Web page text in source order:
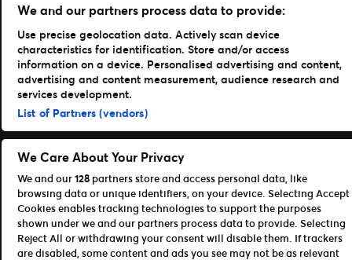
Bli affiliate / partner
Info om API og SDK for utviklere
Vilkår for brukPersonvern
Retningslinjer for informasjonskapsler
Administrer mine preferanser
Andy
White,
We and our partners process data to provide:
Use precise geolocation data. Actively scan device
characteristics for identification. Store and/or access
information on a device. Personalised advertising and content,
advertising and content measurement, audience research and
services development.
List of Partners (vendors)
We Care About Your Privacy
We and our128 partners store and access personal data, like
browsing data or unique identifiers, on your device. Selecting Accept
Cookies enables tracking technologies to support the purposes
shown under we and our partners process data to provide. Selecting
Reject All or withdrawing your consent will disable them. If trackers
are disabled, some content and ads you see may not be as relevant